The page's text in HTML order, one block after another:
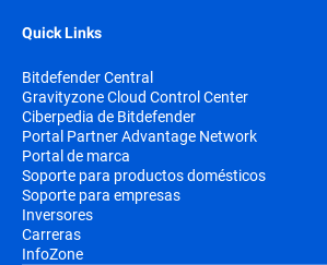
Quick Links
Bitdefender Central
Gravityzone Cloud Control Center
Ciberpedia de Bitdefender
Portal Partner Advantage Network
Portal de marca
Soporte para productos domésticos
Soporte para empresas
Inversores
Carreras
InfoZone